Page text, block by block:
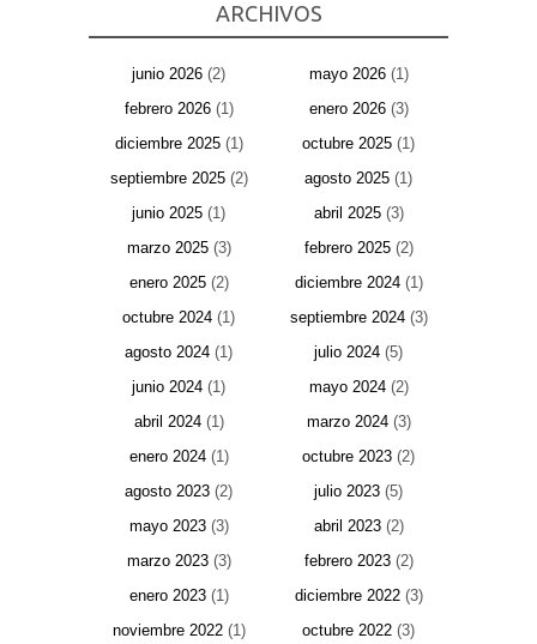
ARCHIVOS
junio 2026 (2) mayo 2026(1)
febrero 2026(1) enero 2026(3)
diciembre 2025(1) octubre 2025 (1)
septiembre 2025(2) agosto 2025 (1)
junio 2025 (1) abril 2025(3)
marzo 2025(3) febrero 2025(2)
enero 2025(2) diciembre 2024(1)
octubre 2024 (1) septiembre 2024(3)
agosto 2024 (1) julio 2024 (5)
junio 2024 (1) mayo 2024(2)
abril 2024(1) marzo 2024(3)
enero 2024(1) octubre 2023 (2)
agosto 2023 (2) julio 2023 (5)
mayo 2023(3) abril 2023(2)
marzo 2023(3) febrero 2023(2)
enero 2023(1) diciembre 2022(3)
noviembre 2022(1) octubre 2022 (3)